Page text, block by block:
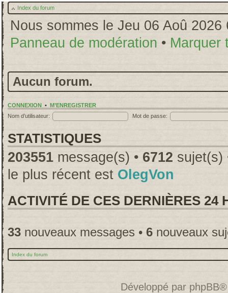
Index du forum
Nous sommes le Jeu 06 Aoû 2026
Panneau de modération • Marquer
Aucun forum.
CONNEXION • M’ENREGISTRER
Nom d’utilisateur:
Mot de passe:
STATISTIQUES
203551 message(s) • 6712 sujet(s)
le plus récent est OlegVon
ACTIVITÉ DE CES DERNIÈRES 24
33 nouveaux messages • 6 nouveaux
Index du forum
Développé par phpBB®